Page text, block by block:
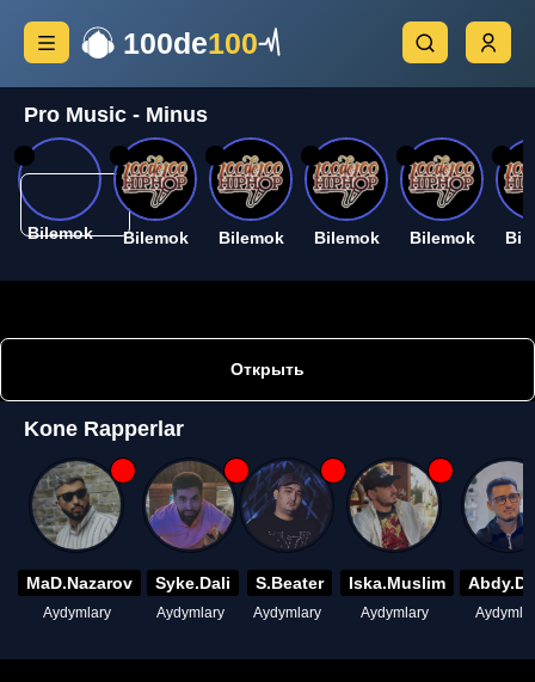
100de100
Pro Music - Minus
Bilemok Bilemok Bilemok Bilemok Bilemok
Открыть
Kone Rapperlar
MaD.Nazarov
Aydymlary
Syke.Dali
Aydymlary
S.Beater
Aydymlary
Iska.Muslim
Aydymlary